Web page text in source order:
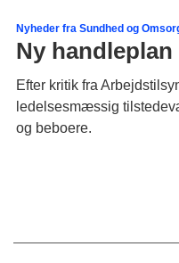
Nyheder fra Sundhed og
Ny
Efter kritik fra
ledelsesmæssig
og beboere.